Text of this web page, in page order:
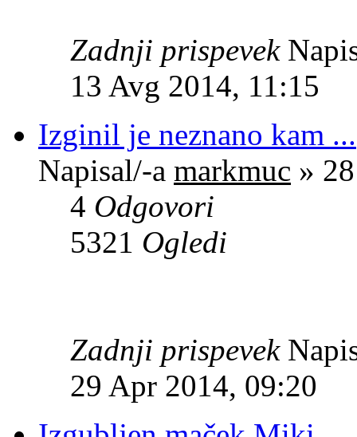
Zadnji prispevek
13 Avg 2014, 11:15
Izginil je neznano kam ...
Napisal/-a markmuc »
4 Odgovori
5321 Ogledi
Zadnji prispevek
29 Apr 2014, 09:20